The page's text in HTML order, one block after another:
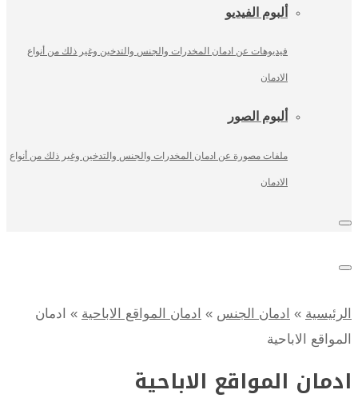
ألبوم الفيديو
فيديوهات عن ادمان المخدرات والجنس والتدخين وغير ذلك من أنواع
الادمان
ألبوم الصور
ملفات مصورة عن ادمان المخدرات والجنس والتدخين وغير ذلك من أنواع
الادمان
الرئيسية » ادمان الجنس » ادمان المواقع الاباحية » ادمان
المواقع الاباحية
ادمان المواقع الاباحية